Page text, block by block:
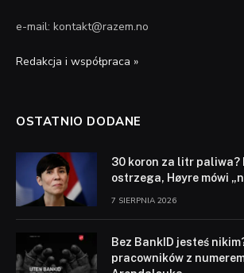
e-mail: kontakt@razem.no
Redakcja i współpraca »
OSTATNIO DODANE
30 koron za litr paliwa?
ostrzega, Høyre mówi
7 SIERPNIA 2026
Bez BankID jesteś
pracowników z